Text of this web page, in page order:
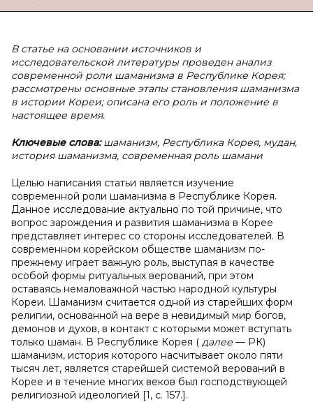
В статье на основании источников и
исследовательской литературы проведен анализ
современной роли шаманизма в Республике Корея;
рассмотрены основные этапы становления шаманизма
в истории Кореи; описана его роль и положение в
настоящее время.
Ключевые слова:шаманизм, Республика Корея, мудан,
история шаманизма, современная роль шамани
Целью написания статьи является изучение
современной роли шаманизма в Республике Корея.
Данное исследование актуально по той причине, что
вопрос зарождения и развития шаманизма в Корее
представляет интерес со стороны исследователей. В
современном корейском обществе шаманизм по-
прежнему играет важную роль, выступая в качестве
особой формы ритуальных верований, при этом
оставаясь немаловажной частью народной культуры
Кореи. Шаманизм считается одной из старейших форм
религии, основанной на вере в невидимый мир богов,
демонов и духов, в контакт с которыми может вступать
только шаман. В Республике Корея ( далее — РК)
шаманизм, история которого насчитывает около пяти
тысяч лет, является старейшей системой верований в
Корее и в течение многих веков был господствующей
религиозной идеологией [1, с. 157.].